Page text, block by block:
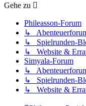
Gehe zu
Phileasson-Forum
↳
↳ Spielrunden-
↳ Website &
Simyala-Forum
↳
↳ Spielrunden-
↳ Website &